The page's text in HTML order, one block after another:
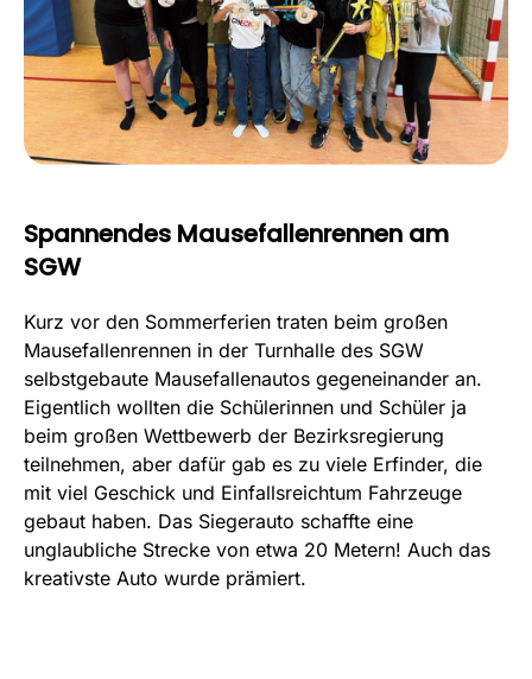
Spannendes Mausefallenrennen am
SGW
Kurz vor den Sommerferien traten beim großen
Mausefallenrennen in der Turnhalle des SGW
selbstgebaute Mausefallenautos gegeneinander an.
Eigentlich wollten die Schülerinnen und Schüler ja
beim großen Wettbewerb der Bezirksregierung
teilnehmen, aber dafür gab es zu viele Erfinder, die
mit viel Geschick und Einfallsreichtum Fahrzeuge
gebaut haben. Das Siegerauto schaffte eine
unglaubliche Strecke von etwa 20 Metern! Auch das
kreativste Auto wurde prämiert.